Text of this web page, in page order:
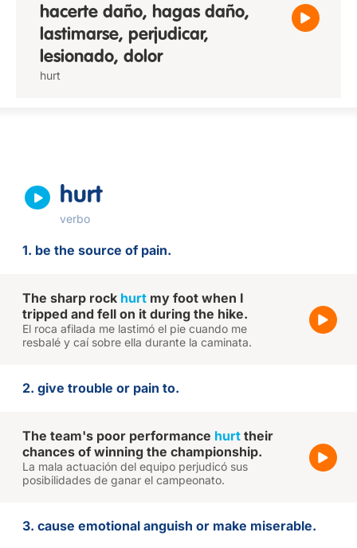
hacerte daño, hagas daño,
lastimarse, perjudicar,
lesionado, dolor
hurt
hurt
verbo
1. be the source of pain.
The sharp rock hurt my foot when I
tripped and fell on it during the hike.
El roca afilada me lastimó el pie cuando me
resbalé y caí sobre ella durante la caminata.
2. give trouble or pain to.
The team's poor performance hurt their
chances of winning the championship.
La mala actuación del equipo perjudicó sus
posibilidades de ganar el campeonato.
3. cause emotional anguish or make miserable.